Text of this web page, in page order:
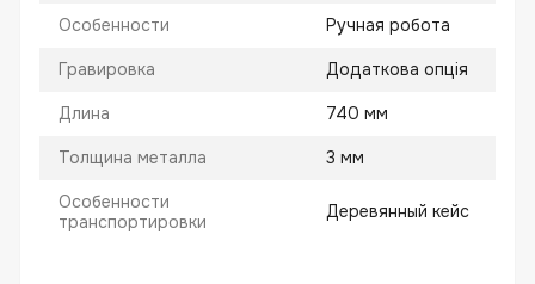
Особенности Ручная робота
Гравировка Додаткова опція
Длина 740 мм
Толщина металла 3 мм
Особенности
транспортировки
Деревянный кейс